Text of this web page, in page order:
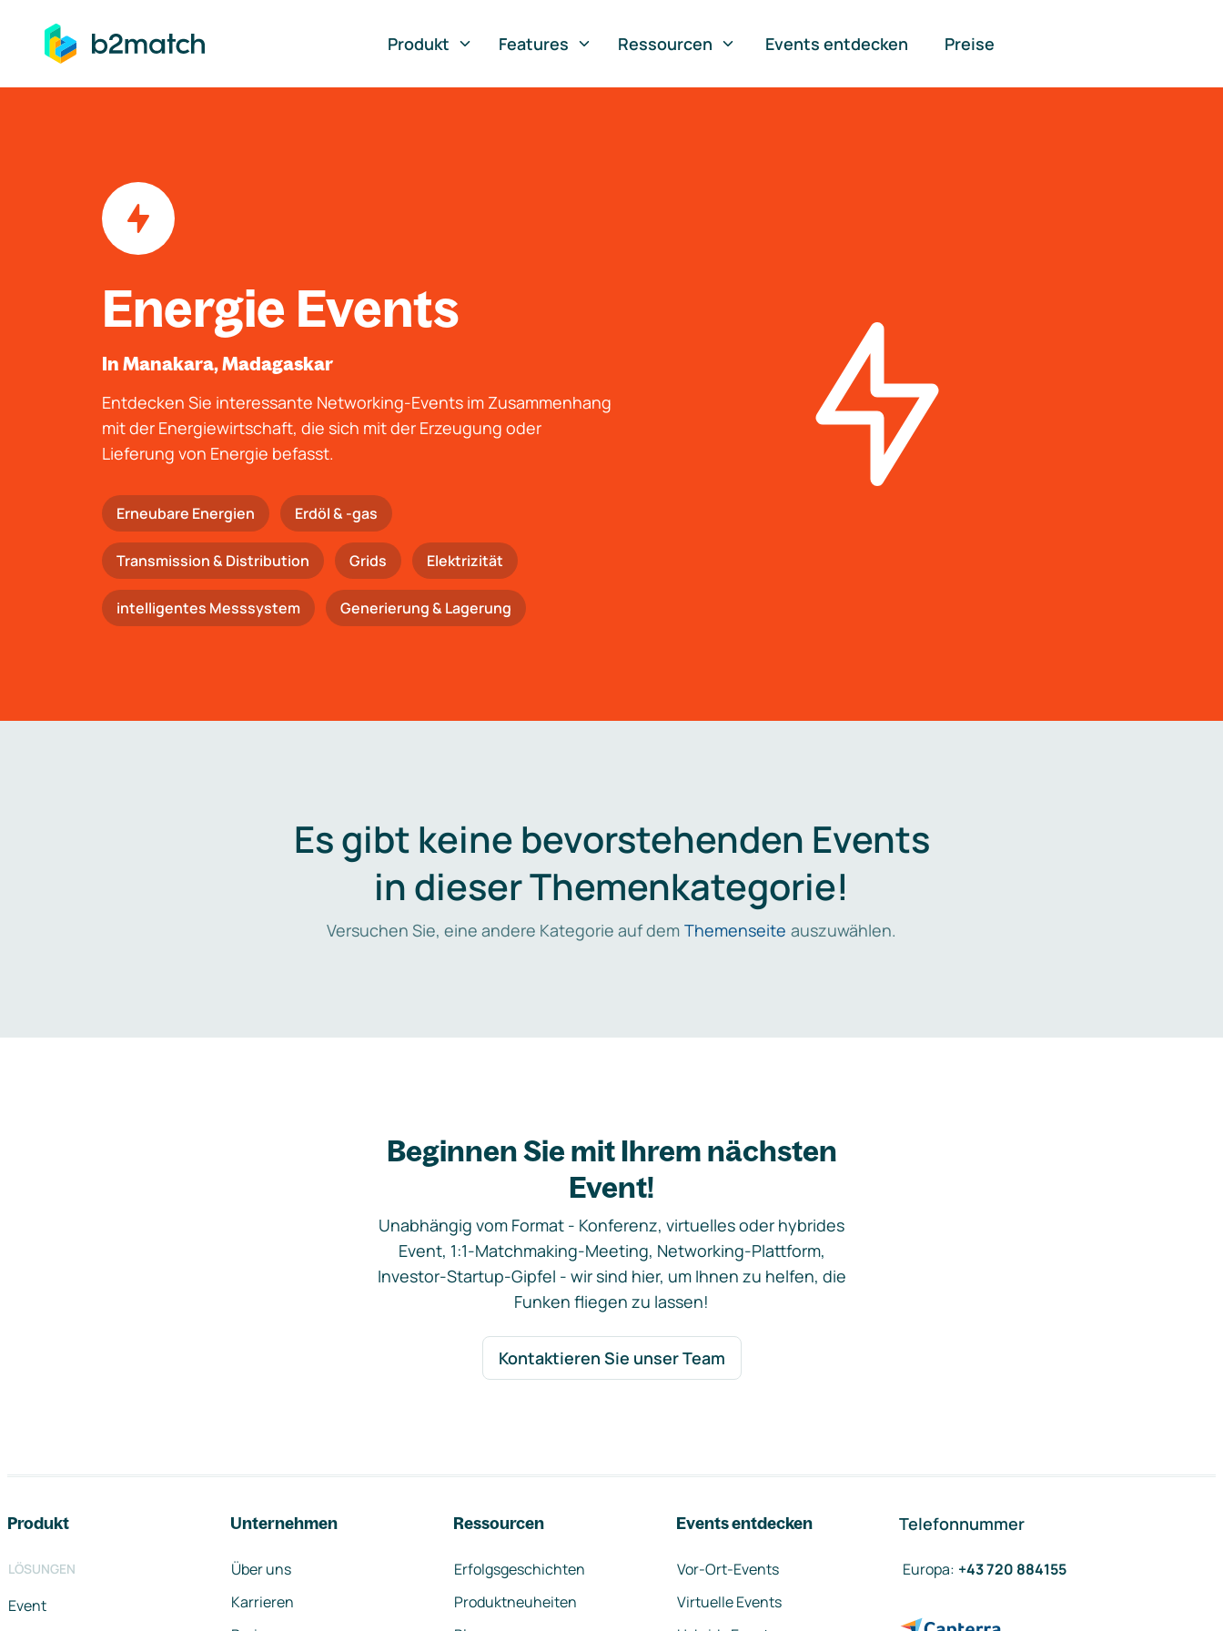
springen
Produkt
Features Ressourcen Events entdecken Preise
Energie Events
In Manakara, Madagaskar
Entdecken Sie interessante Networking-Events im Zusammenhang
mit der Energiewirtschaft, die sich mit der Erzeugung oder
Lieferung von Energie befasst.
Erneubare Energien Erdöl & -gas
Trans­mis­si­on & Distribution Grids Elektrizität
intelligentes Messsystem Generierung & Lagerung
Es gibt keine bevorstehenden Events
in dieser Themenkategorie!
Versuchen Sie, eine andere Kategorie auf dem Themenseite auszuwählen.
Beginnen Sie mit Ihrem nächsten
Event!
Unabhängig vom Format - Konferenz, virtuelles oder hybrides
Event, 1:1-Matchmaking-Meeting, Networking-Plattform,
Investor-Startup-Gipfel - wir sind hier, um Ihnen zu helfen, die
Funken fliegen zu lassen!
Kontaktieren Sie unser Team
Produkt
LÖSUNGEN
Event
Unternehmen
Über uns
Karrieren
Ressourcen
Erfolgsgeschichten
Produktneuheiten
Events entdecken
Vor-Ort-Events
Virtuelle Events
Telefonnummer
Europa: +43 720 884155